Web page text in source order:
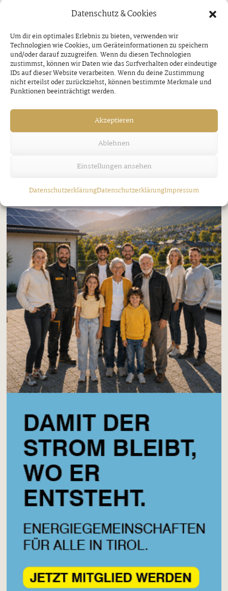
Datenschutz & Cookies
Um dir ein optimales Erlebnis zu bieten, verwenden wir
Technologien wie Cookies, um Geräteinformationen zu speichern
und/oder darauf zuzugreifen. Wenn du diesen Technologien
zustimmst, können wir Daten wie das Surfverhalten oder eindeutige
IDs auf dieser Website verarbeiten. Wenn du deine Zustimmung
nicht erteilst oder zurückziehst, können bestimmte Merkmale und
Funktionen beeinträchtigt werden.
Akzeptieren
Ablehnen
Einstellungen ansehen
DatenschutzerklärungDatenschutzerklärungImpressum
Jubilare in Bruck am Ziller
Donnerstag, 30. Juli 2026